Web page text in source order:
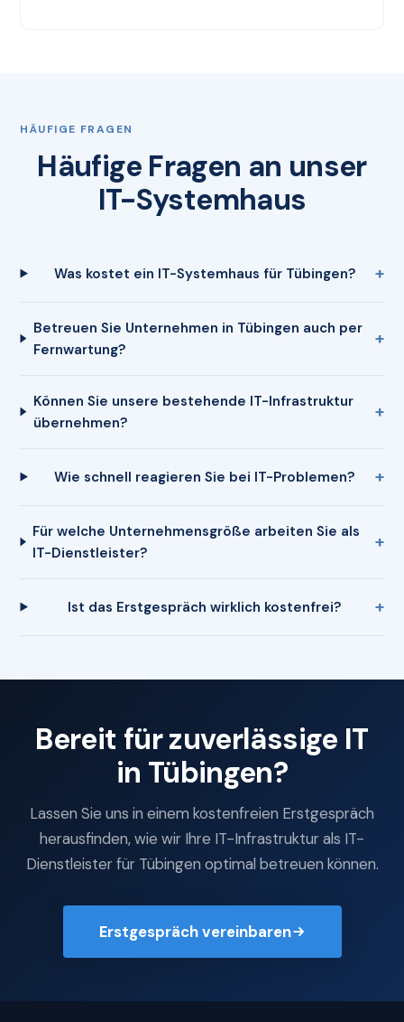
HÄUFIGE FRAGEN
Häufige Fragen an unser
IT-Systemhaus
Was kostet ein IT-Systemhaus für Tübingen?
Betreuen Sie Unternehmen in Tübingen auch per
Fernwartung?
Können Sie unsere bestehende IT-Infrastruktur
übernehmen?
Wie schnell reagieren Sie bei IT-Problemen?
Für welche Unternehmensgröße arbeiten Sie als
IT-Dienstleister?
Ist das Erstgespräch wirklich kostenfrei?
Bereit für zuverlässige IT
in Tübingen?
Lassen Sie uns in einem kostenfreien Erstgespräch
herausfinden, wie wir Ihre IT-Infrastruktur als IT-
Dienstleister für Tübingen optimal betreuen können.
Erstgespräch vereinbaren